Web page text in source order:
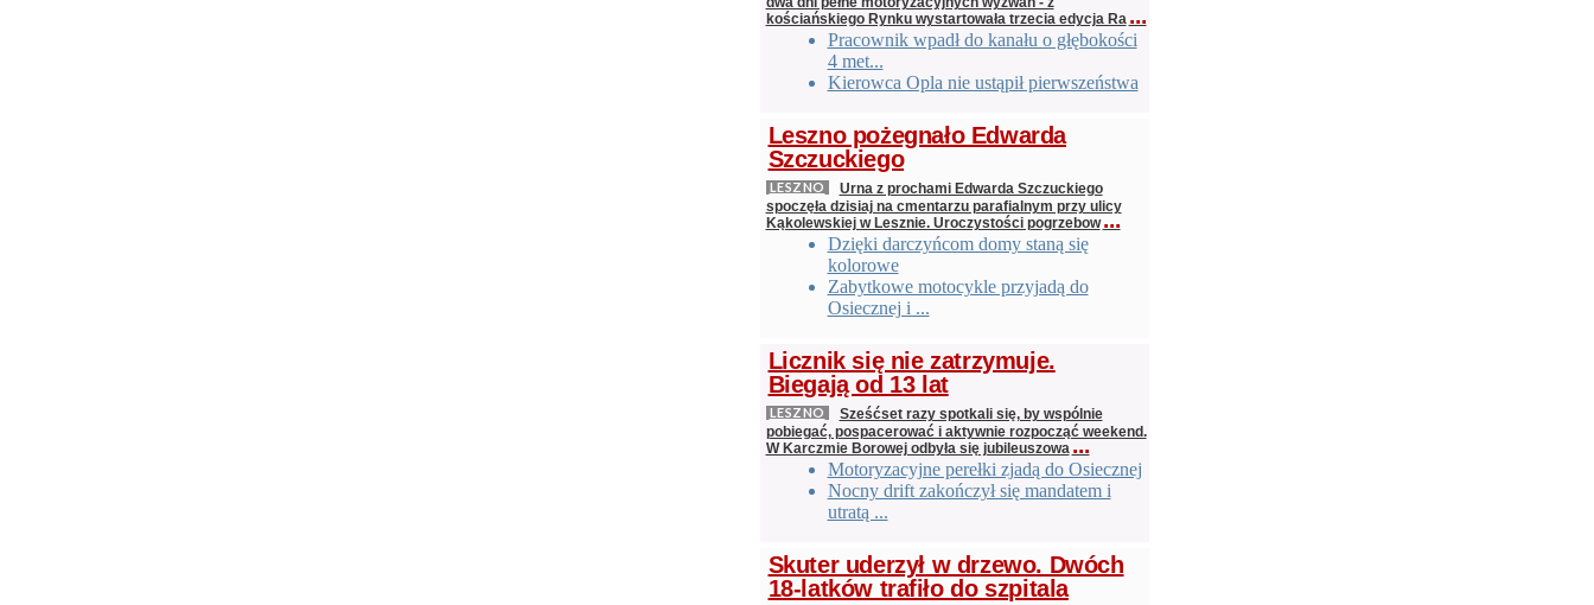
kościańskiego Rynku wystartowała trzecia edycja Ra ...
Pracownik wpadł do kanału o głębokości
4 met...
Kierowca Opla nie ustąpił pierwszeństwa
Leszno pożegnało Edwarda
Szczuckiego
LESZNO
Urna z prochami Edwarda Szczuckiego
spoczęła dzisiaj na cmentarzu parafialnym przy ulicy
Kąkolewskiej w Lesznie. Uroczystości pogrzebow...
Dzięki darczyńcom domy staną się
kolorowe
Zabytkowe motocykle przyjadą do
Osiecznej i ...
Licznik się nie zatrzymuje.
Biegają od 13 lat
LESZNO
Sześćset razy spotkali się, by wspólnie
pobiegać, pospacerować i aktywnie rozpocząć weekend.
W Karczmie Borowej odbyła się jubileuszowa...
Motoryzacyjne perełki zjadą do Osiecznej
Nocny drift zakończył się mandatem i
utratą ...
Skuter uderzył w drzewo. Dwóch
18-latków trafiło do szpitala